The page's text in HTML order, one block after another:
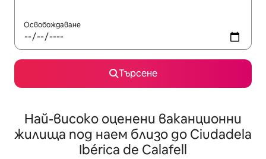
Освобождаване
Търсене
Най-високо оценени ваканционни
жилища под наем близо до Ciudadela
Ibérica de Calafell